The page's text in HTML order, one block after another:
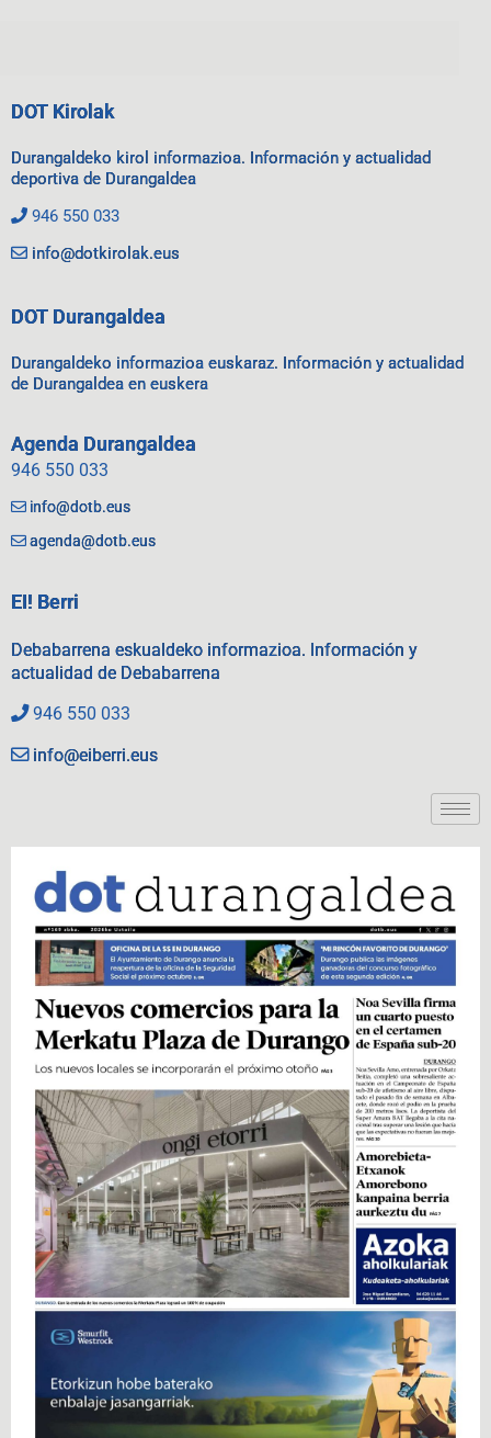
DOT Kirolak
Durangaldeko kirol informazioa. Información y actualidad
deportiva de Durangaldea
946 550 033
info@dotkirolak.eus
DOT Durangaldea
Durangaldeko informazioa euskaraz. Información y actualidad
de Durangaldea en euskera
Agenda Durangaldea
946 550 033
info@dotb.eus
agenda@dotb.eus
EI! Berri
Debabarrena eskualdeko informazioa. Información y
actualidad de Debabarrena
946 550 033
info@eiberri.eus